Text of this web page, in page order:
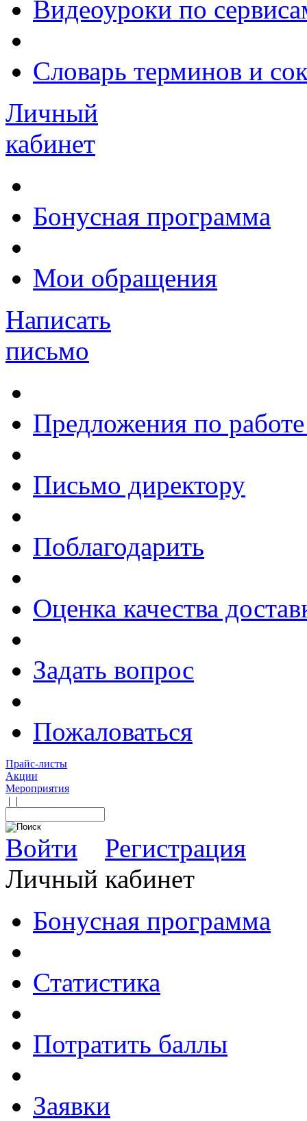
Видеоуроки по
Словарь терминов и
Личный
кабинет
Бонусная программа
Мои обращения
Написать
письмо
Предложения по работе
Письмо директору
Поблагодарить
Оценка качества
Задать вопрос
Пожаловаться
Прайс-листы
Акции
Мероприятия
| |
Войти
Регистрация
Личный кабинет
Бонусная программа
Статистика
Потратить баллы
Заявки